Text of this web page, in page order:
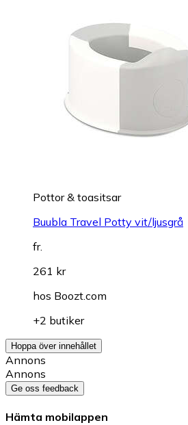
Pottor & toasitsar
Buubla Travel Potty vit/ljusgrå
fr.
261 kr
hos Boozt.com
+2 butiker
Hoppa över innehållet
Annons
Annons
Ge oss feedback
Hämta mobilappen